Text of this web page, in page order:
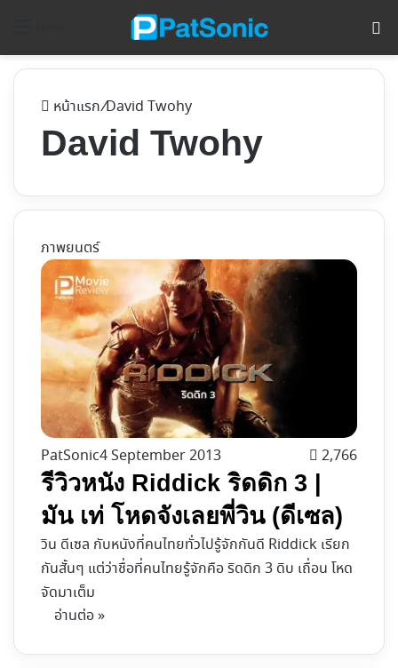
หน้าแรก/David Twohy
David Twohy
ภาพยนตร์
PatSonic4 September 2013 2,766
รีวิวหนัง Riddick ริดดิก 3 |
มัน เท่ โหดจังเลยพี่วิน (ดีเซล)
วิน ดีเซล กับหนังที่คนไทยทั่วไปรู้จักกันดี Riddick เรียก
กันสั้นๆ แต่ว่าชื่อที่คนไทยรู้จักคือ ริดดิก 3 ดิบ เถื่อน โหด
จัดมาเต็ม
อ่านต่อ »